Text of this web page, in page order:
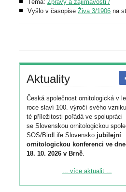
Téma: Zprávy a zajímavosti /
Vyšlo v časopise Živa 3/1906 na
Aktuality
Česká společnost ornitologická v
roce slaví 100. výročí svého
té příležitosti pořádá ve spolupráci
se Slovenskou ornitologickou
SOS/BirdLife Slovensko jubilejní
ornitologickou konferenci ve
18. 10. 2026 v Brně.
Podrobnější informace ke konferenci
... více aktualit ...